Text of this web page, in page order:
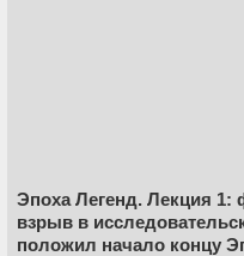
Эпоха Легенд. Лекция 1:
взрыв в
положил начало концу